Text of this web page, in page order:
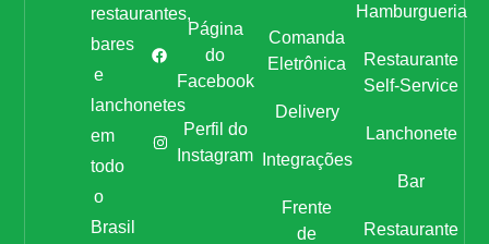
restaurantes,
bares
e
lanchonetes
em
todo
o
Brasil
Página
do
Facebook
Perfil do
Instagram
Comanda
Eletrônica
Delivery
Integrações
Frente
de
Hamburgueria
Restaurante
Self-Service
Lanchonete
Bar
Restaurante